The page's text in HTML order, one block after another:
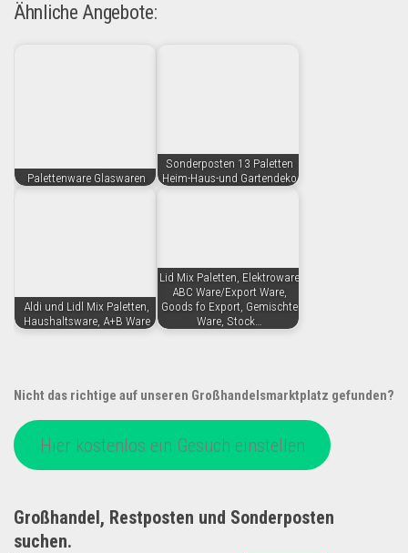
Ähnliche Angebote:
Palettenware Glaswaren
Sonderposten 13 Paletten
Heim-Haus-und Gartendeko
Aldi und Lidl Mix Paletten,
Haushaltsware, A+B Ware
Lid Mix Paletten, Elektroware
ABC Ware/Export Ware,
Goods fo Export, Gemischte
Ware, Stock…
Nicht das richtige auf unseren Großhandelsmarktplatz gefunden?
Hier kostenlos ein Gesuch einstellen
Großhandel, Restposten und Sonderposten
suchen.